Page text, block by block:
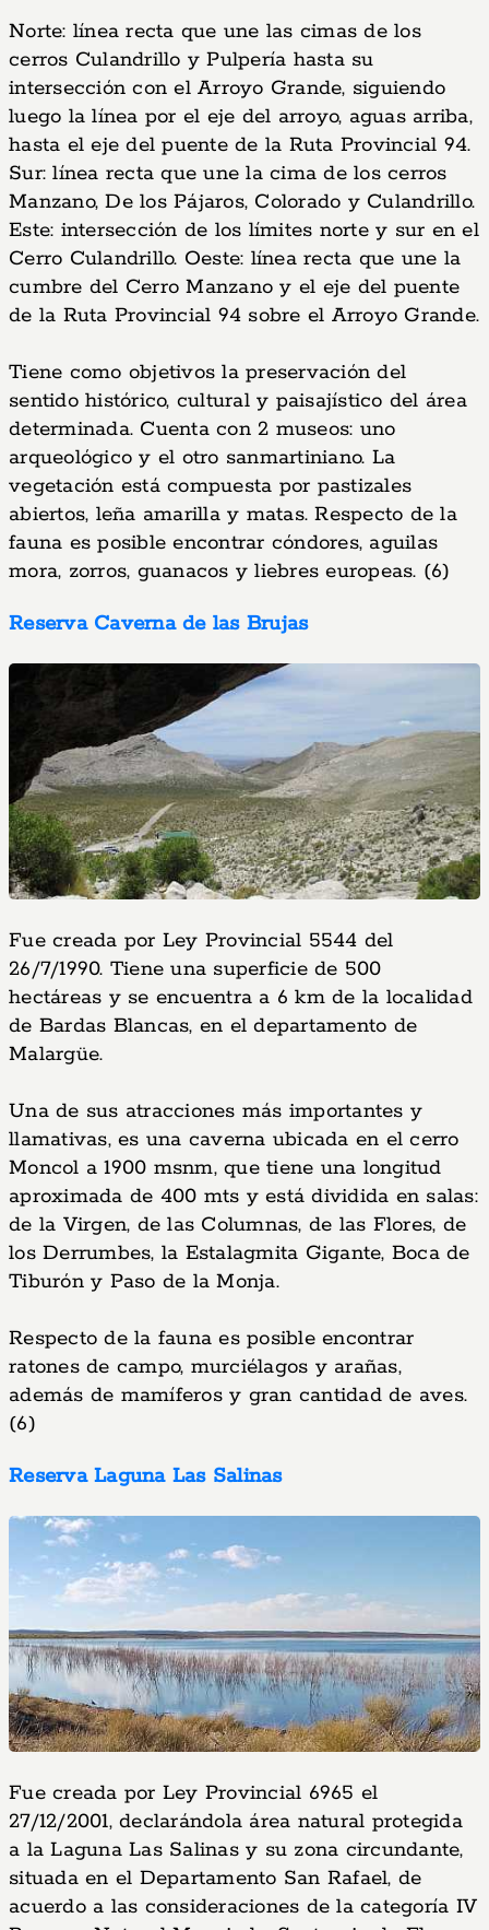
Norte: línea recta que une las cimas de los
cerros Culandrillo y Pulpería hasta su
intersección con el Arroyo Grande, siguiendo
luego la línea por el eje del arroyo, aguas arriba,
hasta el eje del puente de la Ruta Provincial 94.
Sur: línea recta que une la cima de los cerros
Manzano, De los Pájaros, Colorado y Culandrillo.
Este: intersección de los límites norte y sur en el
Cerro Culandrillo. Oeste: línea recta que une la
cumbre del Cerro Manzano y el eje del puente
de la Ruta Provincial 94 sobre el Arroyo Grande.
Tiene como objetivos la preservación del
sentido histórico, cultural y paisajístico del área
determinada. Cuenta con 2 museos: uno
arqueológico y el otro sanmartiniano. La
vegetación está compuesta por pastizales
abiertos, leña amarilla y matas. Respecto de la
fauna es posible encontrar cóndores, aguilas
mora, zorros, guanacos y liebres europeas. (6)
Reserva Caverna de las Brujas
Fue creada por Ley Provincial 5544 del
26/7/1990. Tiene una superficie de 500
hectáreas y se encuentra a 6 km de la localidad
de Bardas Blancas, en el departamento de
Malargüe.
Una de sus atracciones más importantes y
llamativas, es una caverna ubicada en el cerro
Moncol a 1900 msnm, que tiene una longitud
aproximada de 400 mts y está dividida en salas:
de la Virgen, de las Columnas, de las Flores, de
los Derrumbes, la Estalagmita Gigante, Boca de
Tiburón y Paso de la Monja.
Respecto de la fauna es posible encontrar
ratones de campo, murciélagos y arañas,
además de mamíferos y gran cantidad de aves.
(6)
Reserva Laguna Las Salinas
Fue creada por Ley Provincial 6965 el
27/12/2001, declarándola área natural protegida
a la Laguna Las Salinas y su zona circundante,
situada en el Departamento San Rafael, de
acuerdo a las consideraciones de la categoría IV